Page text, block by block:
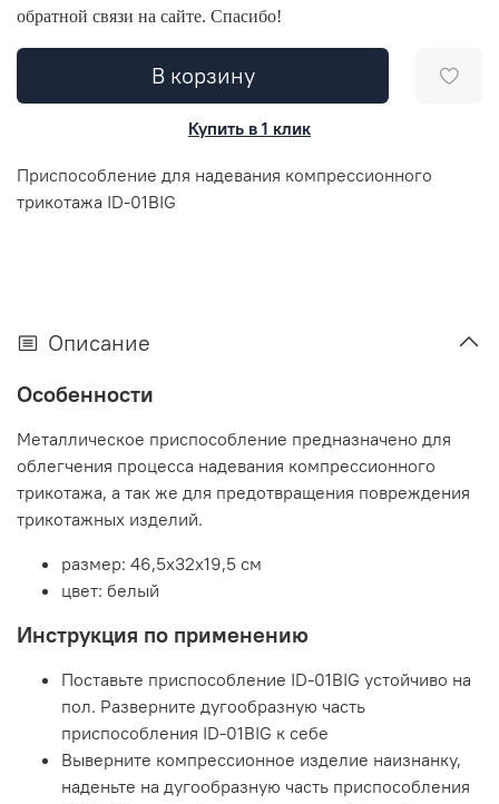
обратной связи на сайте. Спасибо!
В корзину
Купить в 1 клик
Приспособление для надевания компрессионного
трикотажа ID-01BIG
Описание
Особенности
Металлическое приспособление предназначено для
облегчения процесса надевания компрессионного
трикотажа, а так же для предотвращения повреждения
трикотажных изделий.
размер: 46,5х32х19,5 см
цвет: белый
Инструкция по применению
Поставьте приспособление ID-01BIG устойчиво на
пол. Разверните дугообразную часть
приспособления ID-01BIG к себе
Выверните компрессионное изделие наизнанку,
наденьте на дугообразную часть приспособления